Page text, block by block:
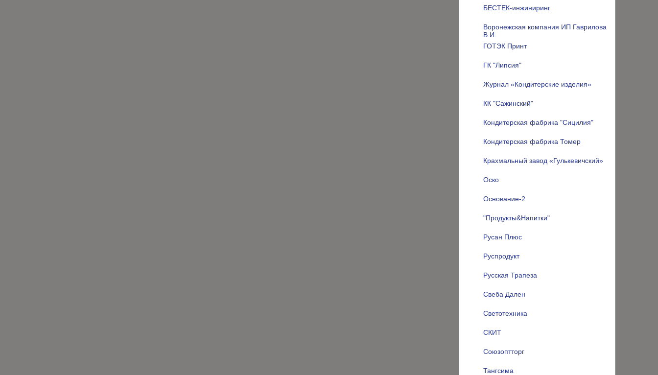
БЕСТЕК-инжиниринг
Воронежская компания ИП Гаврилова
В.И.
ГОТЭК Принт
ГК "Липсия"
Журнал «Кондитерские изделия»
КК "Сажинский"
Кондитерская фабрика "Сицилия"
Кондитерская фабрика Томер
Крахмальный завод «Гулькевичский»
Оско
Основание-2
"Продукты&Напитки"
Русан Плюс
Руспродукт
Русская Трапеза
Свеба Дален
Светотехника
СКИТ
Союзоптторг
Тангсима